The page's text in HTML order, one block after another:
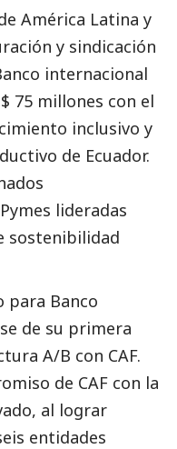
América Latina y
y sindicación
internacional
75 millones con el
inclusivo y
de Ecuador.
Pymes lideradas
sostenibilidad
para Banco
de su primera
A/B con CAF.
de CAF con la
al lograr
entidades